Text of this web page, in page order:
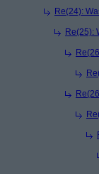
Re(24):
Re(25):